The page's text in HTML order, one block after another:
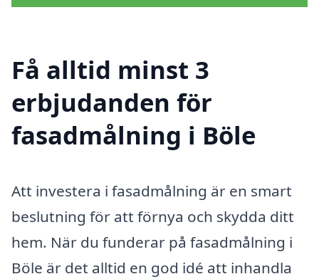
Få alltid minst 3
erbjudanden för
fasadmålning i Böle
Att investera i fasadmålning är en smart
beslutning för att förnya och skydda ditt
hem. När du funderar på fasadmålning i
Böle är det alltid en god idé att inhandla